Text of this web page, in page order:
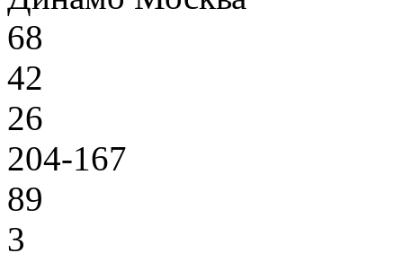
68
42
26
204-167
89
3